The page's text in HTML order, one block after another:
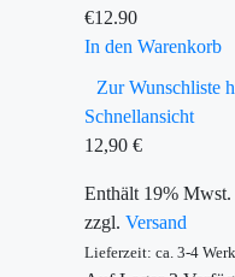
€12.90
In den Warenkorb
Zur Wunschliste
Schnellansicht
12,90 €
Enthält 19% Mwst.
zzgl. Versand
Lieferzeit: ca. 3-4